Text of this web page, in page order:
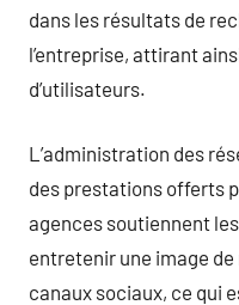
dans les résultats de
l’entreprise, attirant
d’utilisateurs.
L’administration des
des prestations offerts
agences soutiennent
entretenir une image
canaux sociaux, ce qui